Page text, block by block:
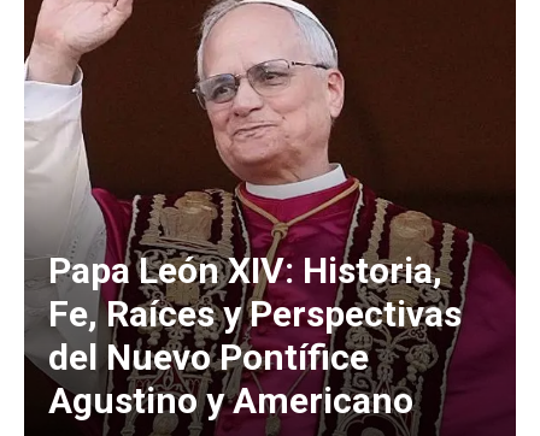
Papa León XIV: Historia,
Fe, Raíces y Perspectivas
del Nuevo Pontífice
Agustino y Americano